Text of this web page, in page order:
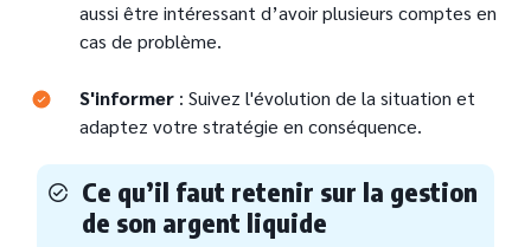
aussi être intéressant d’avoir plusieurs comptes en
cas de problème.
S'informer : Suivez l'évolution de la situation et
adaptez votre stratégie en conséquence.
Ce qu’il faut retenir sur la gestion
de son argent liquide